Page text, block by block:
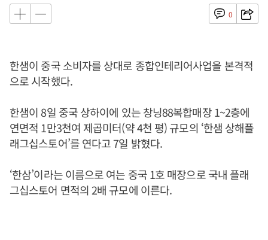
0
한샘이 중국 소비자를 상대로 종합인테리어사업을 본격적
으로 시작했다.
한샘이 8일 중국 상하이에 있는 창닝88복합매장 1~2층에
연면적 1만3천여 제곱미터(약 4천 평) 규모의 ‘한샘 상해플
래그십스토어’를 연다고 7일 밝혔다.
‘한삼’이라는 이름으로 여는 중국 1호 매장으로 국내 플래
그십스토어 면적의 2배 규모에 이른다.